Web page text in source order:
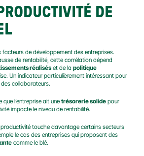
DE
facteurs de développement des entreprises.
de rentabilité, cette corrélation dépend
réalisés et de la politique
Un indicateur particulièrement intéressant pour
collaborateurs.
l’entreprise ait une trésorerie solide pour
impacte le niveau de rentabilité.
touche davantage certains secteurs
comme le blé.